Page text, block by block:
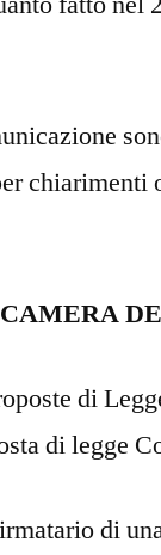
chiarimenti
di
di legge
di